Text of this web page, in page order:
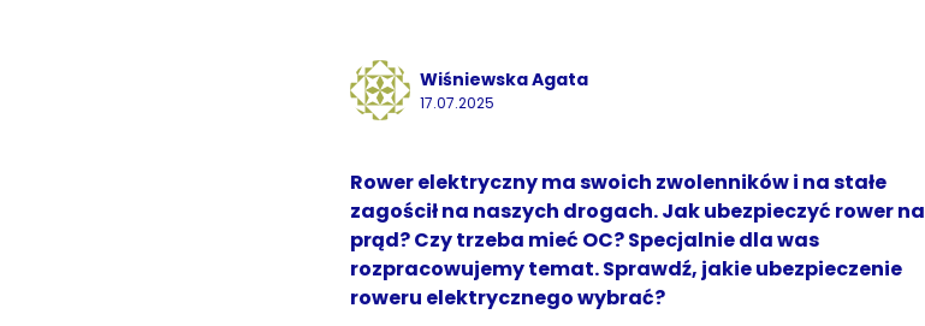
Wiśniewska Agata
17.07.2025
Rower elektryczny ma swoich zwolenników i na stałe
zagościł na naszych drogach. Jak ubezpieczyć rower na
prąd? Czy trzeba mieć OC? Specjalnie dla was
rozpracowujemy temat. Sprawdź, jakie ubezpieczenie
roweru elektrycznego wybrać?